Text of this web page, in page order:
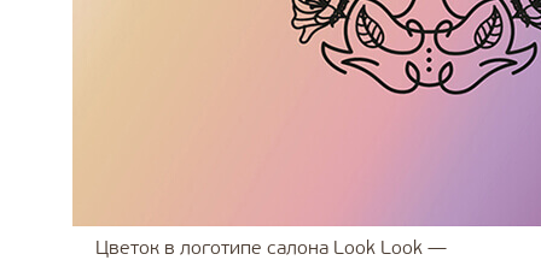
Цветок в логотипе салона Look Look —